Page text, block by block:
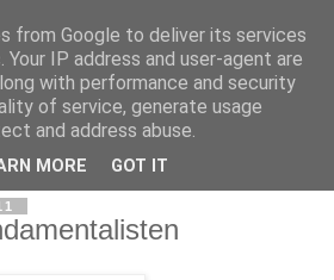
from Google to deliver its services
IP address and user-agent are
with performance and security
of service, generate usage
and address abuse.
MORE GOT IT